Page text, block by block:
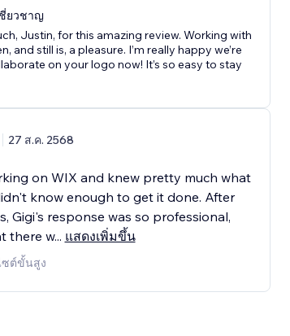
ยวชาญ
Justin, for this amazing review. Working with
and still is, a pleasure. I’m really happy we’re
on your logo now! It’s so easy to stay
27 ส.ค. 2568
on WIX and knew pretty much what
know enough to get it done. After
Gigi's response was so professional,
there w... แสดงเพิ่มขึ้น
ซต์ขั้นสูง